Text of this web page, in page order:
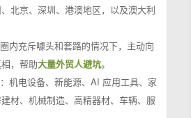
北京、深圳、港澳地区，以及澳大利
内充斥噱头和套路的情况下，主动向
，帮助大量外贸人避坑。
：机电设备、新能源、AI 应用工具、家
材、机械制造、高精器材、车辆、服